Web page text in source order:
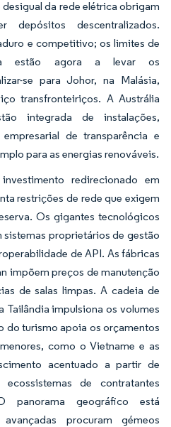
da rede elétrica obrigam
descentralizados.
e competitivo; os limites de
estão agora a levar os
se para Johor, na Malásia,
transfronteiriços. A Austrália
integrada de instalações,
de transparência e
para as energias renováveis.
redirecionado em
restrições de rede que exigem
Os gigantes tecnológicos
proprietários de gestão
de API. As fábricas
impõem preços de manutenção
de salas limpas. A cadeia de
impulsiona os volumes
do turismo apoia os orçamentos
como o Vietname e as
acentuado a partir de
de contratantes
panorama geográfico está
procuram gémeos